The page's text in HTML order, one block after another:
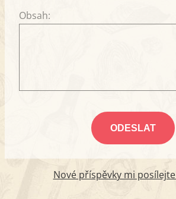
Obsah:
Nové příspěvky mi